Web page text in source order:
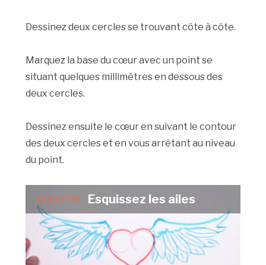
Dessinez deux cercles se trouvant côte à côte.
Marquez la base du cœur avec un point se
situant quelques millimètres en dessous des
deux cercles.
Dessinez ensuite le cœur en suivant le contour
des deux cercles et en vous arrêtant au niveau
du point.
Etape 2/6 : Esquissez les ailes